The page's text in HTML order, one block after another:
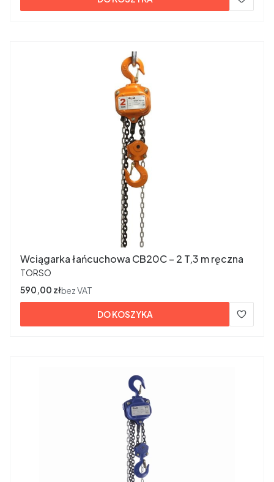
Wciągarka łańcuchowa CB20C – 2 T,3 m ręczna
PRODUCENT
TORSO
Cena
590,00 złbez VAT
DO KOSZYKA